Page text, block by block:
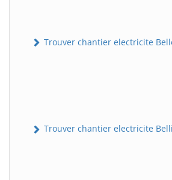
Trouver chantier electricite
Trouver chantier electricite